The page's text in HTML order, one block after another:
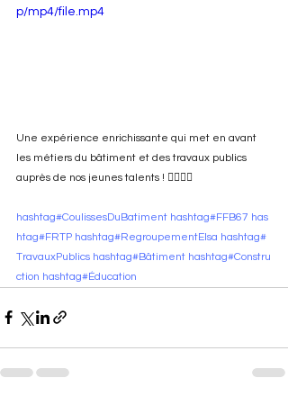
p/mp4/file.mp4
Une expérience enrichissante qui met en avant
les métiers du bâtiment et des travaux publics
auprès de nos jeunes talents ! 👷‍♂️👷‍♀️
hashtag#CoulissesDuBatiment hashtag#FFB67 has
htag#FRTP hashtag#RegroupementElsa hashtag#
TravauxPublics hashtag#Bâtiment hashtag#Constru
ction hashtag#Éducation